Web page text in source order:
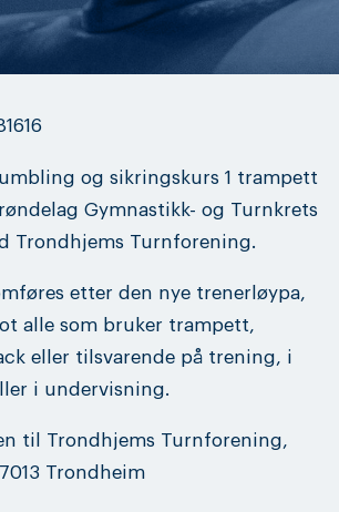
og sikringskurs 1 trampett
Gymnastikk- og Turnkrets
Trondhjems Turnforening.
etter den nye trenerløypa,
alle som bruker trampett,
eller tilsvarende på trening, i
i undervisning.
til Trondhjems Turnforening,
Trondheim